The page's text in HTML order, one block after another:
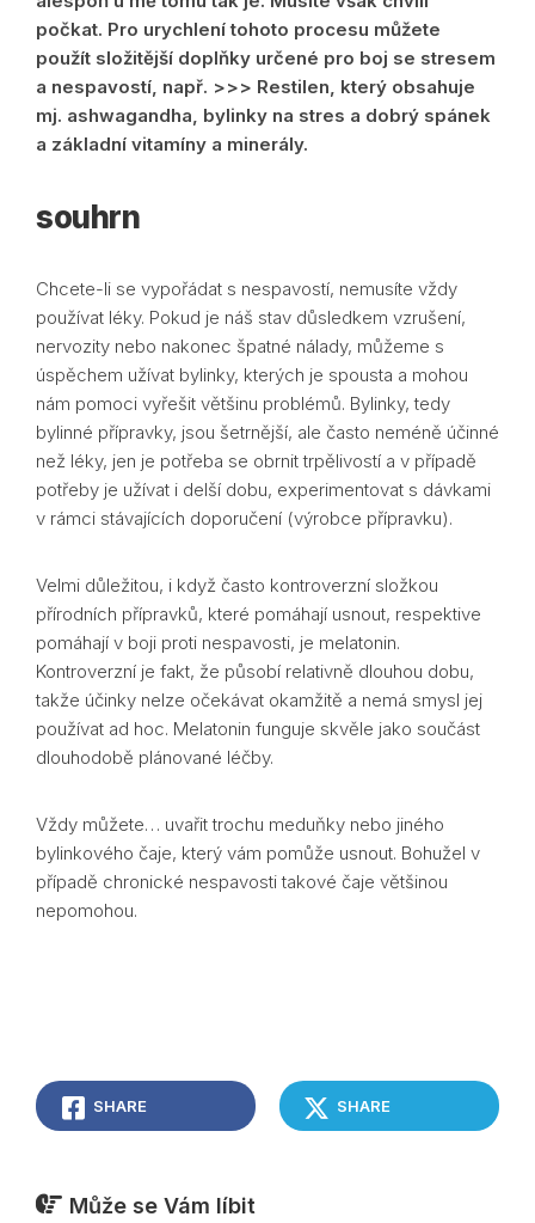
počkat. Pro urychlení tohoto procesu můžete
použít složitější doplňky určené pro boj se stresem
a nespavostí, např. >>> Restilen, který obsahuje
mj. ashwagandha, bylinky na stres a dobrý spánek
a základní vitamíny a minerály.
souhrn
Chcete-li se vypořádat s nespavostí, nemusíte vždy
používat léky. Pokud je náš stav důsledkem vzrušení,
nervozity nebo nakonec špatné nálady, můžeme s
úspěchem užívat bylinky, kterých je spousta a mohou
nám pomoci vyřešit většinu problémů. Bylinky, tedy
bylinné přípravky, jsou šetrnější, ale často neméně účinné
než léky, jen je potřeba se obrnit trpělivostí a v případě
potřeby je užívat i delší dobu, experimentovat s dávkami
v rámci stávajících doporučení (výrobce přípravku).
Velmi důležitou, i když často kontroverzní složkou
přírodních přípravků, které pomáhají usnout, respektive
pomáhají v boji proti nespavosti, je melatonin.
Kontroverzní je fakt, že působí relativně dlouhou dobu,
takže účinky nelze očekávat okamžitě a nemá smysl jej
používat ad hoc. Melatonin funguje skvěle jako součást
dlouhodobě plánované léčby.
Vždy můžete… uvařit trochu meduňky nebo jiného
bylinkového čaje, který vám pomůže usnout. Bohužel v
případě chronické nespavosti takové čaje většinou
nepomohou.
SHARE SHARE
Může se Vám líbit